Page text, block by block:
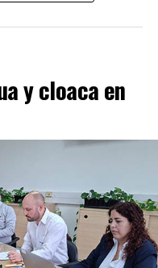
y cloaca en